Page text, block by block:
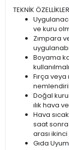
TEKNİK
ve kuru
Zımpara
Boyama
Fırça
Doğal
ılık hava
Hava
saat
arası
Gıda